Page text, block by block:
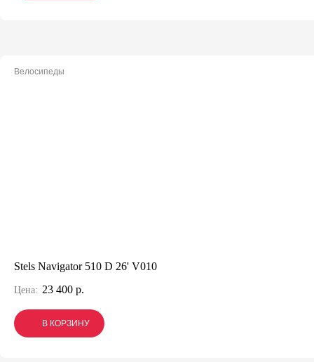
Велосипеды
Stels Navigator 510 D 26' V010
Цена: 23 400 р.
В КОРЗИНУ
В КОРЗИНУ
В КОРЗИНУ